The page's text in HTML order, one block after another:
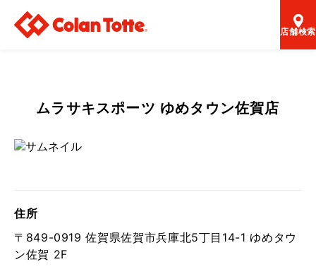
店舗検索
ムラサキスポーツ ゆめタウン佐賀店
住所
〒849-0919 佐賀県佐賀市兵庫北5丁目14-1 ゆめタウ
ン佐賀 2F